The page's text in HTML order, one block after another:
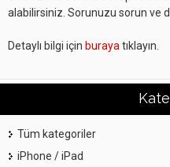
alabilirsiniz. Sorunuzu sorun ve
Detaylı bilgi için buraya tıklayın.
Tüm kategoriler
iPhone / iPad